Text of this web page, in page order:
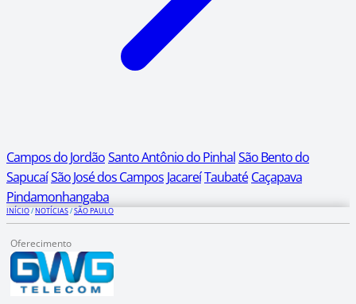
Campos do JordãoSanto Antônio do PinhalSão Bento do
SapucaíSão José dos Campos JacareíTaubaté Caçapava
Pindamonhangaba
INÍCIO/NOTÍCIAS/SÃO PAULO
Oferecimento